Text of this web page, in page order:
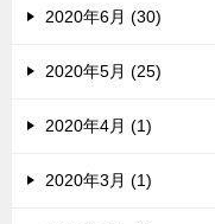
2020年6月 (30)
2020年5月 (25)
2020年4月 (1)
2020年3月 (1)